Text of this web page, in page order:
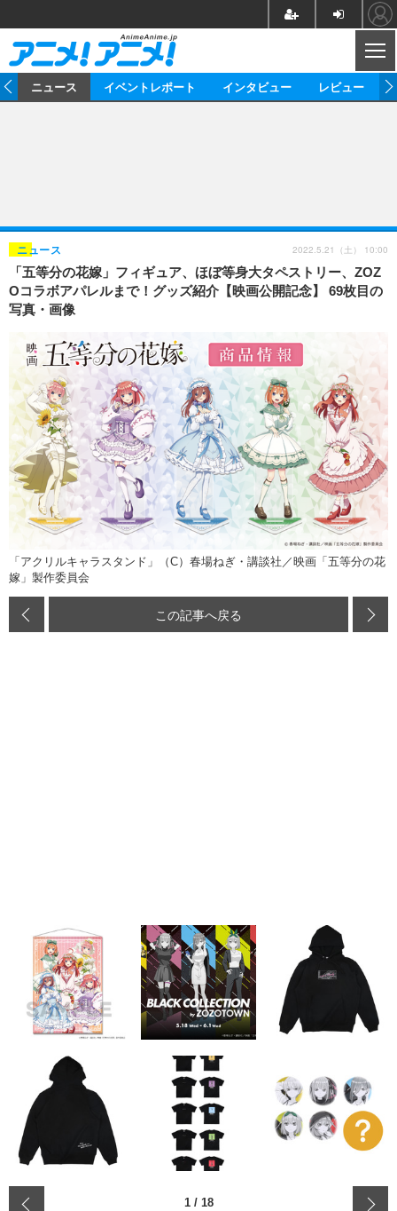
ゲーム グッズ
イベント
海外イベント ビジネス
俳優・タレント アーティスト
ビジネス
アニメ 実写
ゲーム 座談会
動画
アニメ！アニメ！TV ABEMA Cafe
連載・コラム
ニュース イベントレポート インタビュー レビュー
「五等分の花嫁」フィギュア、ほぼ等身大タペストリー、ZOZ
Oコラボアパレルまで！グッズ紹介【映画公開記念】 69枚目の
写真・画像
ニュース 2022.5.21（土） 10:00
「アクリルキャラスタンド」（C）春場ねぎ・講談社／映画「五等分の花
嫁」製作委員会
この記事へ戻る
1/ 18